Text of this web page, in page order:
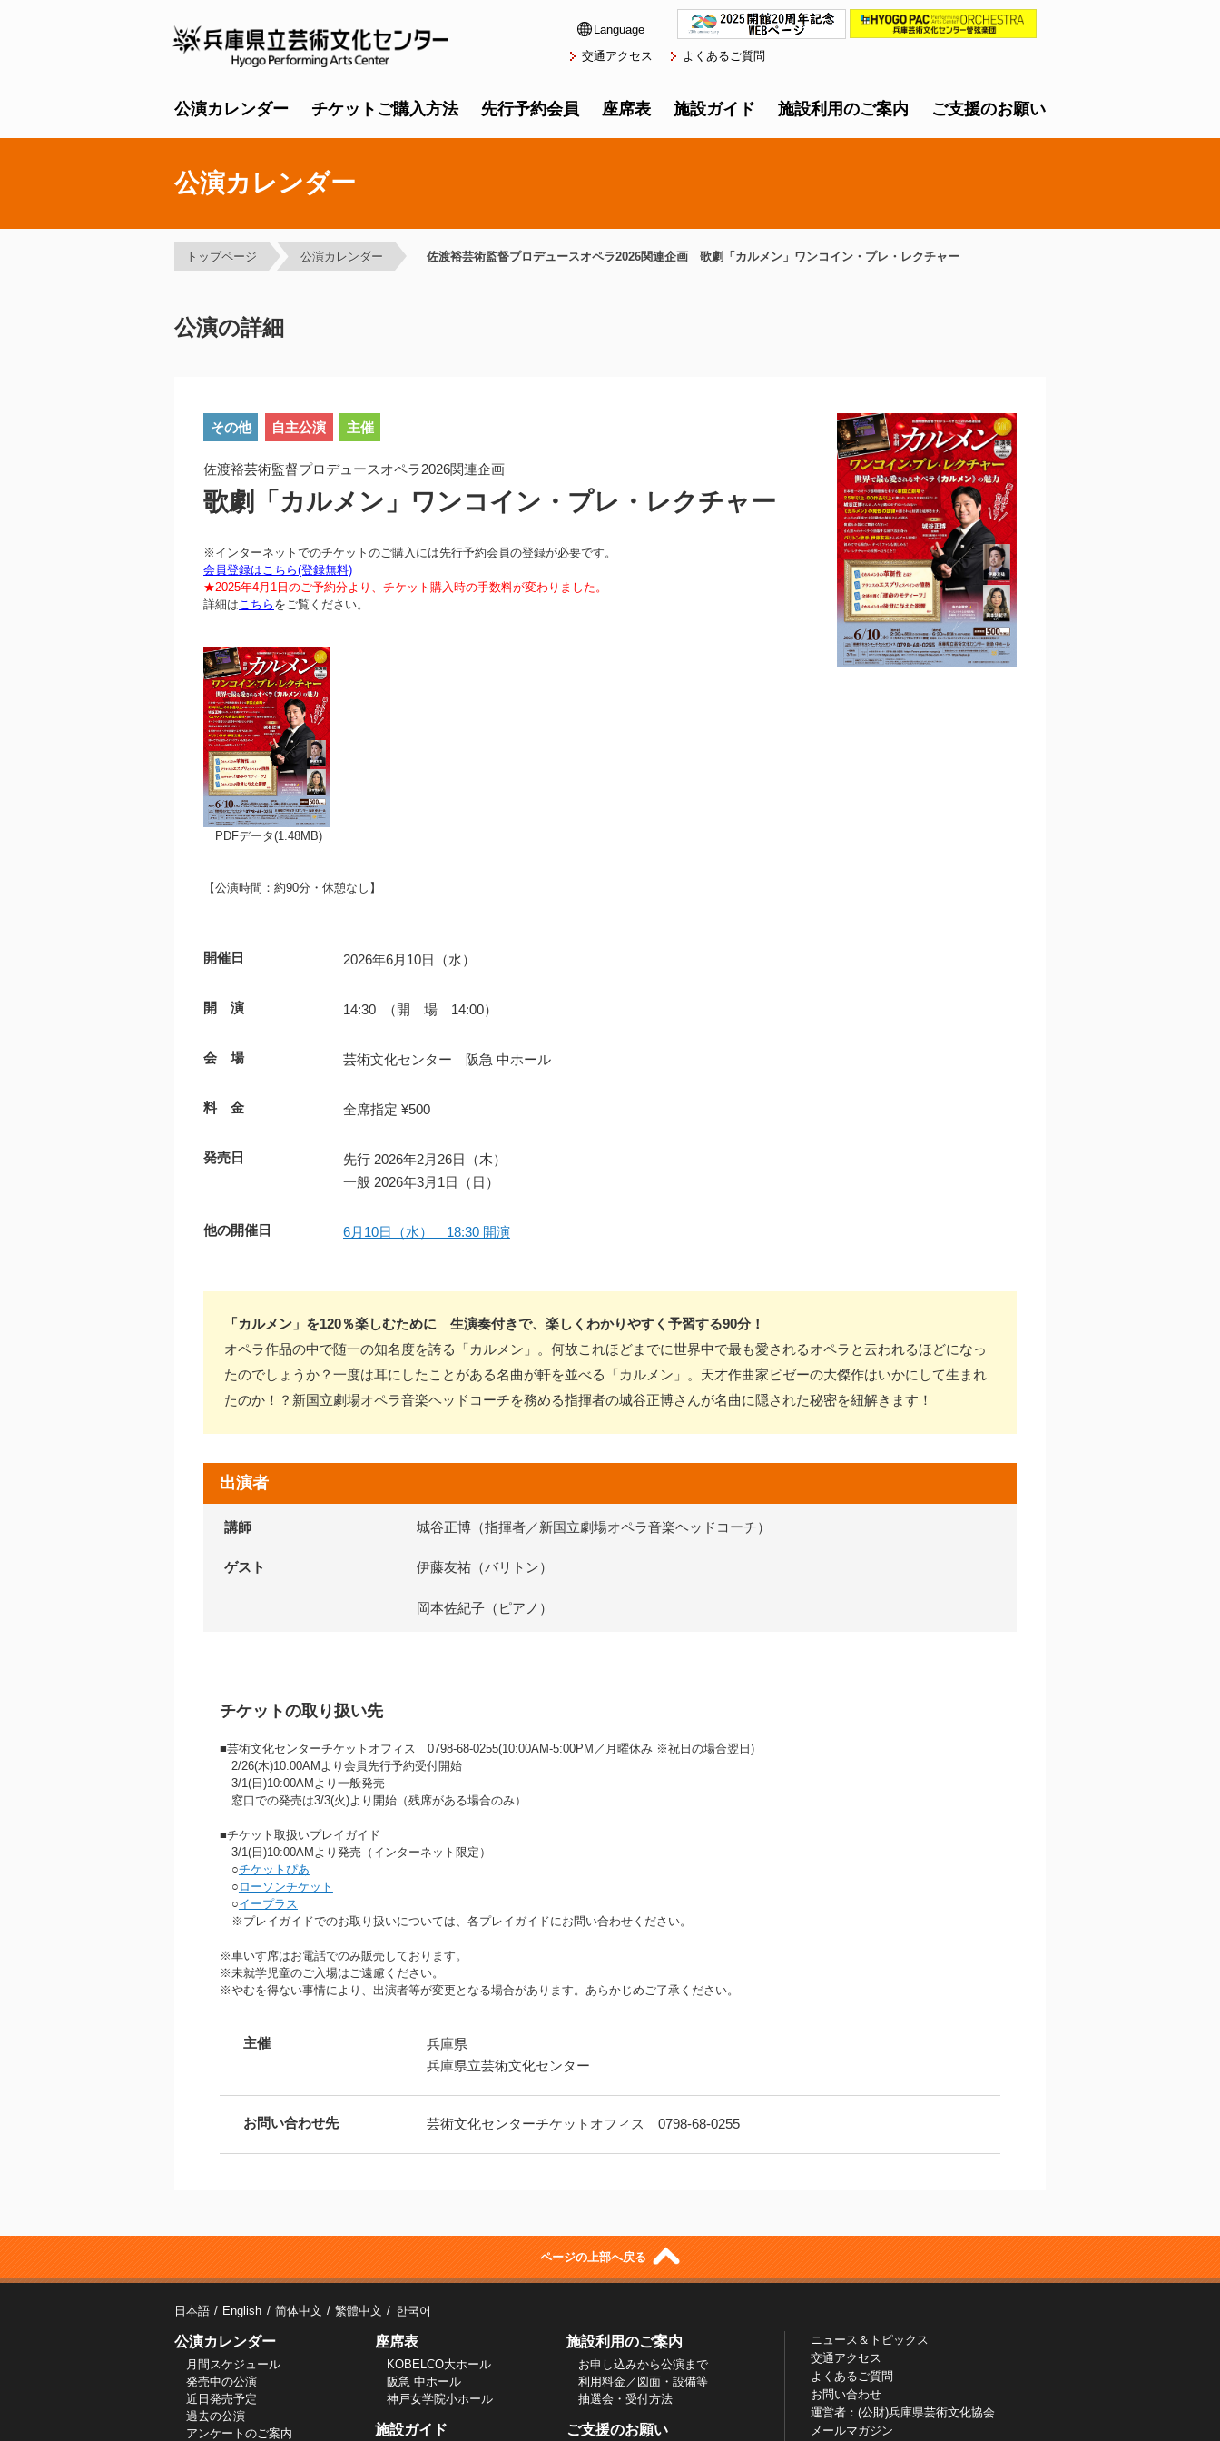
Language
交通アクセス
よくあるご質問
公演カレンダー チケットご購入方法 先行予約会員 座席表 施設ガイド 施設利用のご案内 ご支援のお願い
公演カレンダー
トップページ 公演カレンダー 佐渡裕芸術監督プロデュースオペラ2026関連企画 歌劇「カルメン」ワンコイン・プレ・レクチャー
公演の詳細
その他 自主公演 主催
佐渡裕芸術監督プロデュースオペラ2026関連企画
歌劇「カルメン」ワンコイン・プレ・レクチャー
※インターネットでのチケットのご購入には先行予約会員の登録が必要です。
会員登録はこちら(登録無料)
★2025年4月1日のご予約分より、チケット購入時の手数料が変わりました。
詳細はこちら をご覧ください。
PDFデータ(1.48MB)
【公演時間：約90分・休憩なし】
開催日 2026年6月10日（水）
開 演 14:30 （開 場 14:00）
会 場 芸術文化センター 阪急 中ホール
料 金 全席指定 ¥500
発売日
先行 2026年2月26日（木）
一般 2026年3月1日（日）
他の開催日 6月10日（水） 18:30 開演
「カルメン」を120％楽しむために 生演奏付きで、楽しくわかりやすく予習する90分！
オペラ作品の中で随一の知名度を誇る「カルメン」。何故これほどまでに世界中で最も愛されるオペラと云われるほどになっ
たのでしょうか？一度は耳にしたことがある名曲が軒を並べる「カルメン」。天才作曲家ビゼーの大傑作はいかにして生まれ
たのか！？新国立劇場オペラ音楽ヘッドコーチを務める指揮者の城谷正博さんが名曲に隠された秘密を紐解きます！
出演者
講師 城谷正博（指揮者／新国立劇場オペラ音楽ヘッドコーチ）
ゲスト 伊藤友祐（バリトン）
岡本佐紀子（ピアノ）
チケットの取り扱い先
■芸術文化センターチケットオフィス 0798-68-0255(10:00AM‐5:00PM／月曜休み ※祝日の場合翌日)
2/26(木)10:00AMより会員先行予約受付開始
3/1(日)10:00AMより一般発売
窓口での発売は3/3(火)より開始（残席がある場合のみ）
■チケット取扱いプレイガイド
3/1(日)10:00AMより発売（インターネット限定）
○チケットぴあ
○ ローソンチケット
○イープラス
※プレイガイドでのお取り扱いについては、各プレイガイドにお問い合わせください。
※車いす席はお電話でのみ販売しております。
※未就学児童のご入場はご遠慮ください。
※やむを得ない事情により、出演者等が変更となる場合があります。あらかじめご了承ください。
主催
兵庫県
兵庫県立芸術文化センター
お問い合わせ先 芸術文化センターチケットオフィス 0798-68-0255
ページの上部へ戻る
日本語 English 简体中文 繁體中文 한국어
公演カレンダー
月間スケジュール
発売中の公演
近日発売予定
過去の公演
アンケートのご案内
座席表
KOBELCO大ホール
阪急 中ホール
神戸女学院小ホール
施設ガイド
施設利用のご案内
お申し込みから公演まで
利用料金／図面・設備等
抽選会・受付方法
ご支援のお願い
ニュース＆トピックス
交通アクセス
よくあるご質問
お問い合わせ
運営者：(公財)兵庫県芸術文化協会
メールマガジン